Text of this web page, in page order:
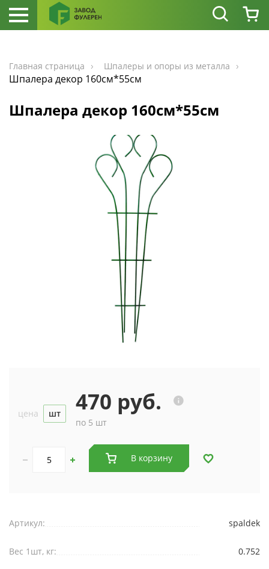
Главная страница Шпалеры и опоры из металла
Шпалера декор 160см*55см
Шпалера декор 160см*55см
цена шт 470 руб.
по 5 шт
В корзину
Артикул: spaldek
Вес 1шт, кг: 0.752